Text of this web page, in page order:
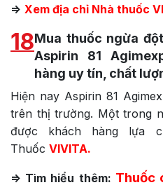
=> Xem địa chỉ Nhà thuốc
18Mua thuốc ngừa
Aspirin 81
hàng uy tín, chất
Hiện nay Aspirin 81
trên thị trường. Một trong
được khách hàng lựa
Thuốc VIVITA.
=> Tìm hiểu thêm: Thuốc